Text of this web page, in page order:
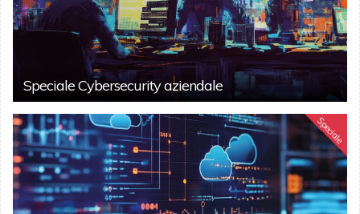
Speciale Cybersecurity aziendale
Speciale